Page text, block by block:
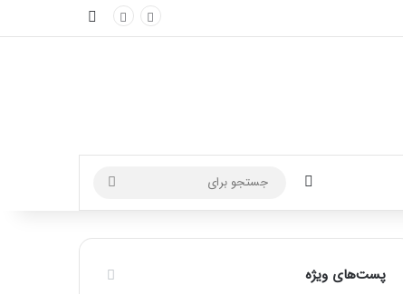
تغییر پوسته
برای
پست‌های ویژه